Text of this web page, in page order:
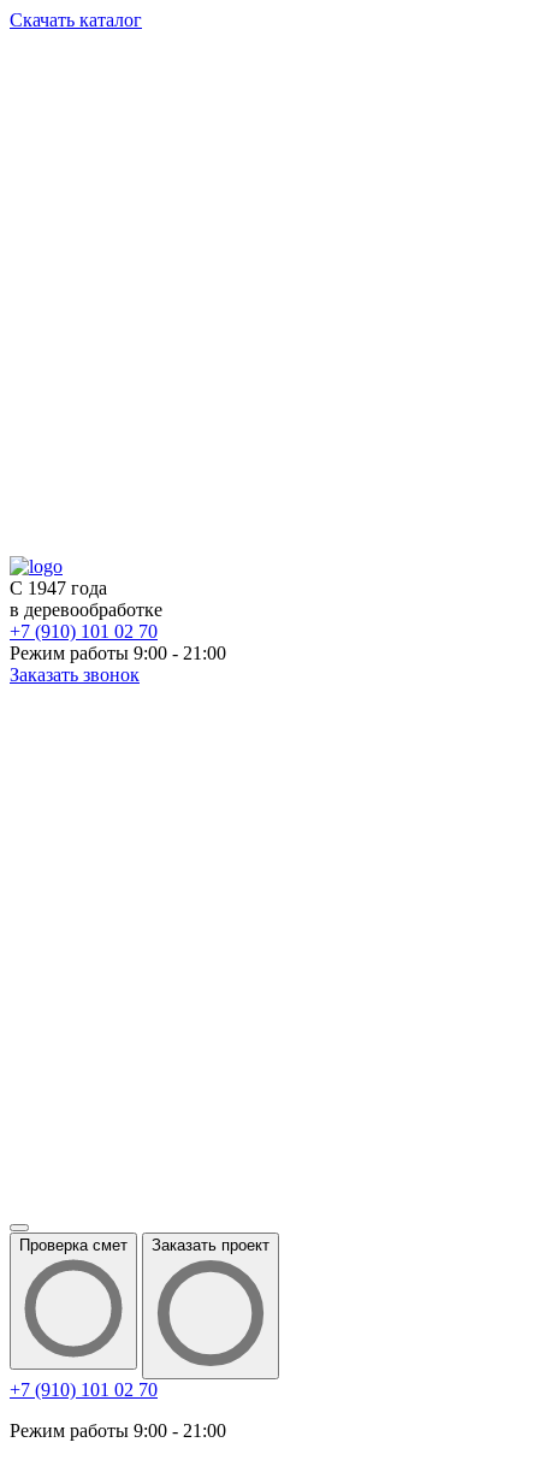
Скачать каталог
С 1947 года
в деревообработке
+7 (910) 101 02 70
Режим работы 9:00 - 21:00
Заказать звонок
Проверка смет Заказать проект
+7 (910) 101 02 70
Режим работы 9:00 - 21:00